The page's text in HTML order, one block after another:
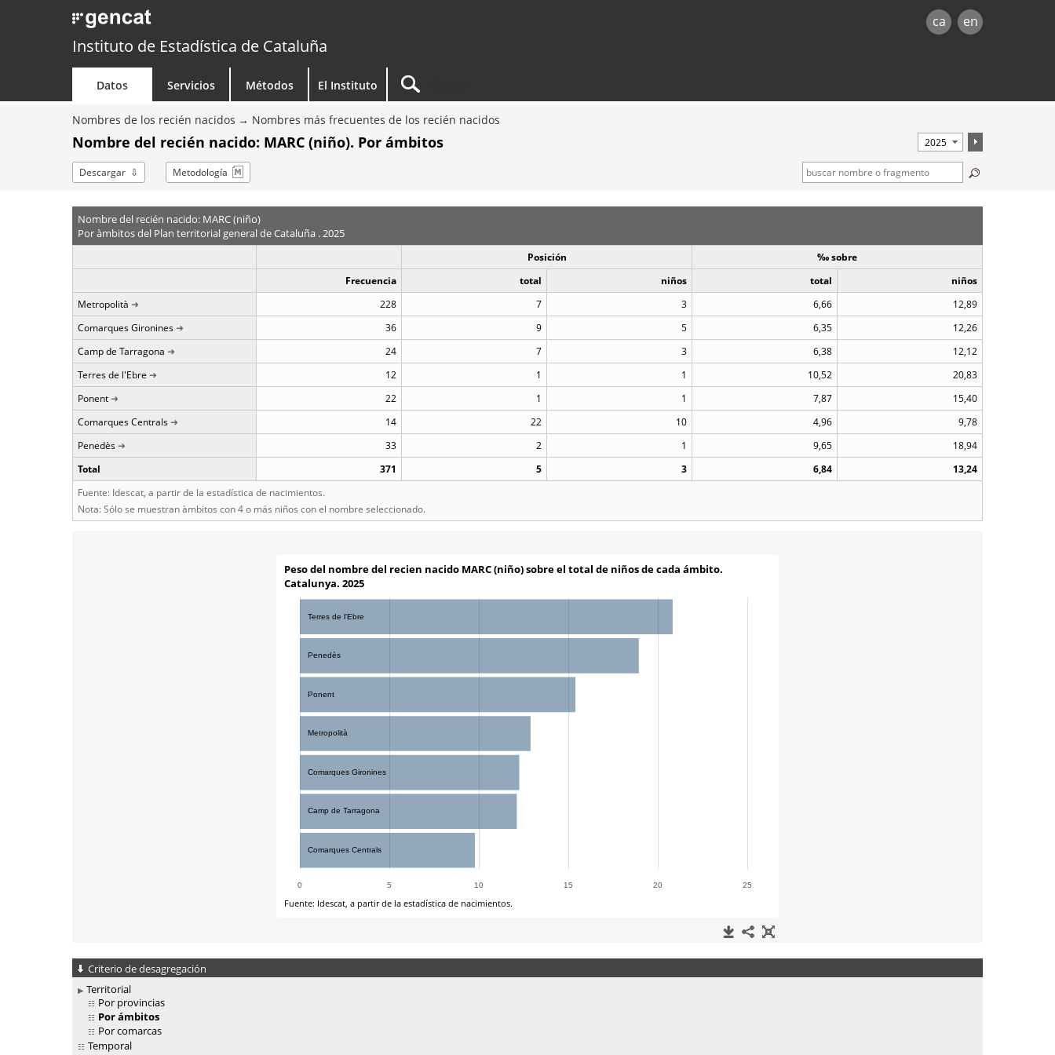
ca en
Instituto de Estadística de Cataluña
Datos Servicios Métodos El Instituto
Nombres de los recién nacidos Nombres más frecuentes de los recién nacidos
Nombre del recién nacido: MARC (niño). Por ámbitos
Descargar Metodología
Nombre del recién nacido: MARC (niño)
Por àmbitos del Plan territorial general de Cataluña . 2025
Posición
‰ sobre
Frecuencia
total niños total
niños
Metropolità
228 7 3 6,66
12,89
Comarques Gironines
36 9 5 6,35
12,26
Camp de Tarragona
24 7 3 6,38
12,12
Terres de l'Ebre
12 1 1 10,52
20,83
Ponent
22 1 1 7,87
15,40
Comarques Centrals
14 22 10 4,96
9,78
Penedès
33 2 1 9,65
18,94
Total
371 5 3 6,84
13,24
Fuente: Idescat, a partir de la estadística de nacimientos.
Nota: Sólo se muestran àmbitos con 4 o más niños con el nombre seleccionado.
Criterio de desagregación
Territorial
Por provincias
Por ámbitos
Por comarcas
Temporal